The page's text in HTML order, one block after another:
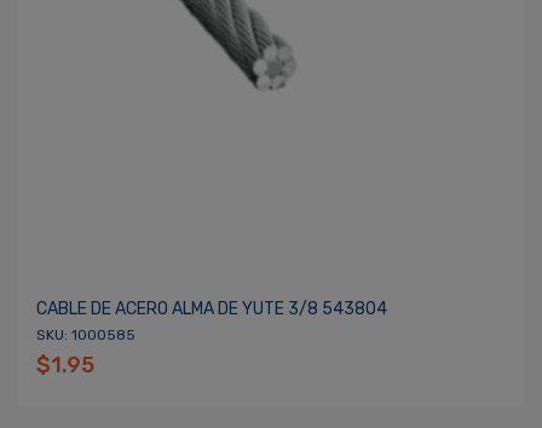
CABLE DE ACERO ALMA DE YUTE 3/8 543804
SKU: 1000585
$1.95